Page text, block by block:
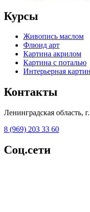
Курсы
Живопись маслом
Флюид арт
Картина акрилом
Картина с поталью
Интерьерная
Контакты
Ленинградская область,
8 (969) 203 33 60
Соц.сети